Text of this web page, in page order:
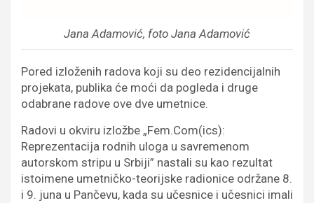
Jana Adamović, foto Jana Adamović
Pored izloženih radova koji su deo rezidencijalnih
projekata, publika će moći da pogleda i druge
odabrane radove ove dve umetnice.
Radovi u okviru izložbe „Fem.Com(ics):
Reprezentacija rodnih uloga u savremenom
autorskom stripu u Srbiji” nastali su kao rezultat
istoimene umetničko-teorijske radionice održane 8.
i 9. juna u Pančevu, kada su učesnice i učesnici imali